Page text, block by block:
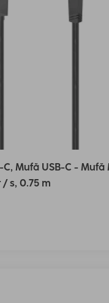
Mufă USB-C - Mufă
/ s, 0.75 m